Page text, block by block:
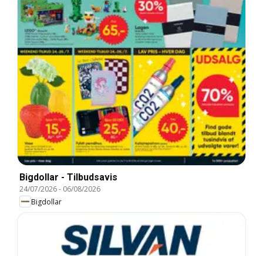
Bigdollar - Tilbudsavis
24/07/2026- 06/08/2026
Bigdollar